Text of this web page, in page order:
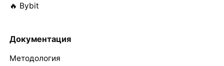
🔥 Bybit
Документация
Методология